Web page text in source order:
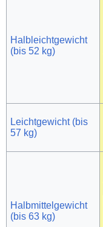
Halbleichtgewicht
(bis 52 kg)
Leichtgewicht (bis
57 kg)
Halbmittelgewicht
(bis 63 kg)